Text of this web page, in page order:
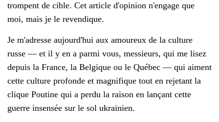
trompent de cible. Cet article d'opinion n'engage que
moi, mais je le revendique.
Je m'adresse aujourd'hui aux amoureux de la culture
russe — et il y en a parmi vous, messieurs, qui me lisez
depuis la France, la Belgique ou le Québec — qui aiment
cette culture profonde et magnifique tout en rejetant la
clique Poutine qui a perdu la raison en lançant cette
guerre insensée sur le sol ukrainien.